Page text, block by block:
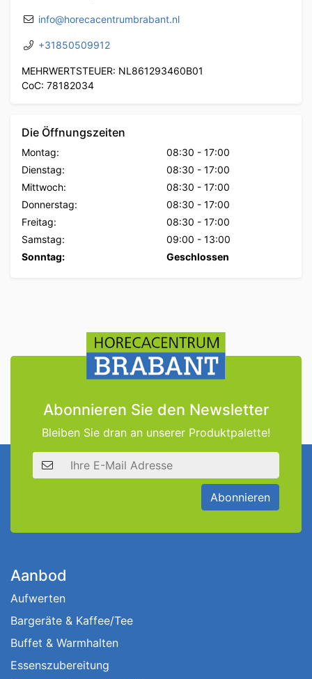
info@horecacentrumbrabant.nl
+31850509912
MEHRWERTSTEUER: NL861293460B01
CoC: 78182034
Die Öffnungszeiten
Montag: 08:30 - 17:00
Dienstag:
08:30 - 17:00
Mittwoch:
08:30 - 17:00
Donnerstag:
08:30 - 17:00
Freitag:
08:30 - 17:00
Samstag:
09:00 - 13:00
Sonntag:
Geschlossen
Abonnieren Sie den Newsletter
Bleiben Sie dran an unserer Produktpalette!
E-Mail Adresse
Abonnieren
Aanbod
Aufwerten
Bargeräte & Kaffee/Tee
Buffet & Warmhalten
Essenszubereitung